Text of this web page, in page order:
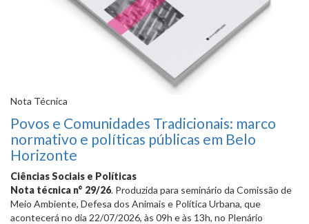
Nota Técnica
Povos e Comunidades Tradicionais: marco
normativo e políticas públicas em Belo
Horizonte
Ciências Sociais e Políticas
Nota técnica n° 29/26. Produzida para seminário da Comissão de
Meio Ambiente, Defesa dos Animais e Política Urbana, que
acontecerá no dia 22/07/2026, às 09h e às 13h, no Plenário